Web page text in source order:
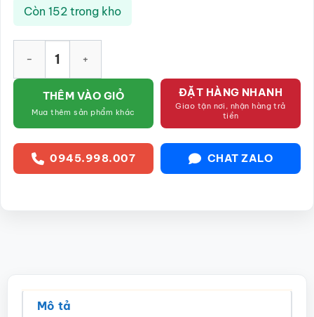
Còn 152 trong kho
THÊM VÀO GIỎ
Mua thêm sản phẩm khác
ĐẶT HÀNG NHANH
Giao tận nơi, nhận hàng trả
tiền
0945.998.007 CHAT ZALO
Mô tả